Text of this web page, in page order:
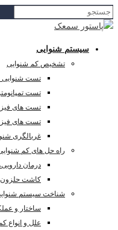
سیستم شنوایی
تشخیص کم شنوایی
تست شنوایی
تست
تست های
تست های
غربالگری
راه حل های کم
درمان
کاشت حلزون
شناخت سیستم
ساختار و
علل و انواع